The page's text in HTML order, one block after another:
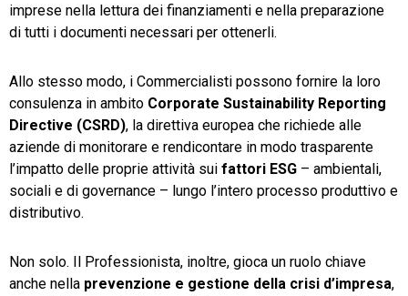
imprese nella lettura dei finanziamenti e nella preparazione
di tutti i documenti necessari per ottenerli.
Allo stesso modo, i Commercialisti possono fornire la loro
consulenza in ambito Corporate Sustainability Reporting
Directive (CSRD), la direttiva europea che richiede alle
aziende di monitorare e rendicontare in modo trasparente
l’impatto delle proprie attività sui fattori ESG – ambientali,
sociali e di governance – lungo l’intero processo produttivo e
distributivo.
Non solo. Il Professionista, inoltre, gioca un ruolo chiave
anche nella prevenzione e gestione della crisi d’impresa,